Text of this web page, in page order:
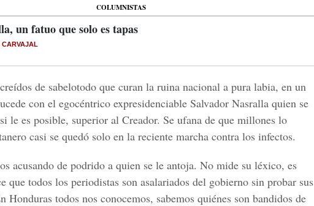
COLUMNISTAS
un fatuo que solo es tapas
CARVAJAL
de sabelotodo que curan la ruina nacional a pura labia, en un
con el egocéntrico expresidenciable Salvador Nasralla quien se
le es posible, superior al Creador. Se ufana de que millones lo
casi se quedó solo en la reciente marcha contra los infectos.
acusando de podrido a quien se le antoja. No mide su léxico, es
que todos los periodistas son asalariados del gobierno sin probar sus
Honduras todos nos conocemos, sabemos quiénes son bandidos de